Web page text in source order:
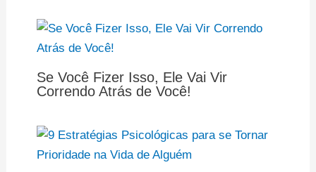
Se Você Fizer Isso, Ele Vai Vir
Correndo Atrás de Você!